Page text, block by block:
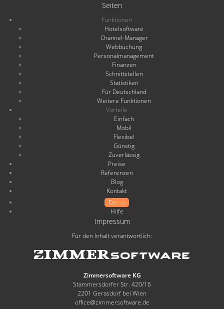
Seiten
Funktionen
Hotelsoftware
Channel-Manager
Webbuchung
Personalmanagement
Finanzen
Schnittstellen
Statistiken
Für Deutschland
Weitere Funktionen
Vorteile
Einfach
Mobil
Flexibel
Günstig
Zuverlässig
Preise
Referenzen
Blog
Kontakt
Demo
Hilfe
Impressum
Für den Inhalt verantwortlich:
Zimmersoftware KG
Stammersdorfer Str. 420/16
2201 Gerasdorf bei Wien
office@zimmersoftware.de